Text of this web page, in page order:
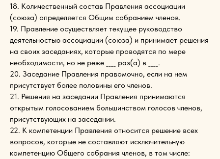
18. Количественный состав Правления ассоциации
(союза) определяется Общим собранием членов.
19. Правление осуществляет текущее руководство
деятельностью ассоциации (союза) и принимает решения
на своих заседаниях, которые проводятся по мере
необходимости, но не реже ____ раз(а) в ____.
20. Заседание Правления правомочно, если на нем
присутствует более половины его членов.
21. Решения на заседании Правления принимаются
открытым голосованием большинством голосов членов,
присутствующих на заседании.
22. К компетенции Правления относится решение всех
вопросов, которые не составляют исключительную
компетенцию Общего собрания членов, в том числе: